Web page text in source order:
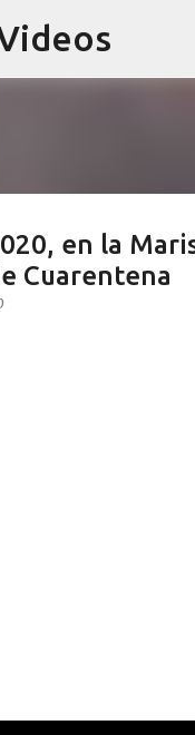
en la
Cuarentena